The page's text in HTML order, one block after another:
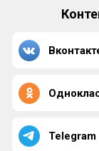
Telegram